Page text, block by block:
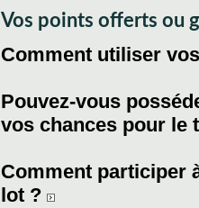
Vos points offerts ou
Comment utiliser
Pouvez-vous
vos chances pour le
Comment participer
lot ?